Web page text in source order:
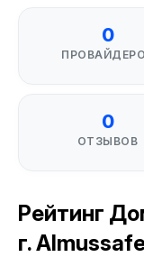
0
0
ОТЗЫВОВ
Рейтинг
г.